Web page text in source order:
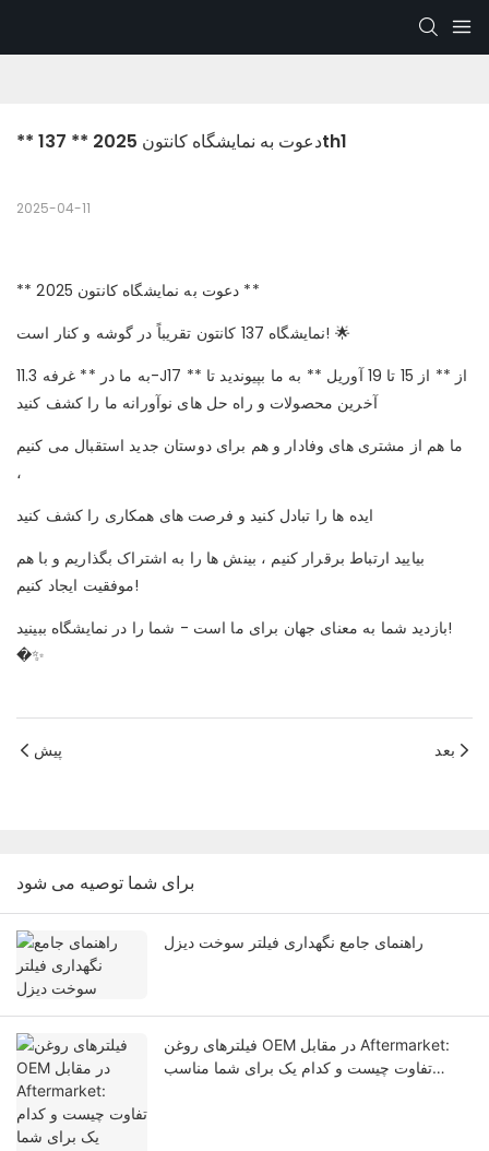
** دعوت به نمایشگاه کانتون 2025 ** 137th1
2025-04-11
** دعوت به نمایشگاه کانتون 2025 **
نمایشگاه 137 کانتون تقریباً در گوشه و کنار است! 🌟
به ما در ** غرفه 11.3-J17 ** از ** از 15 تا 19 آوریل ** به ما بپیوندید تا
آخرین محصولات و راه حل های نوآورانه ما را کشف کنید
ما هم از مشتری های وفادار و هم برای دوستان جدید استقبال می کنیم
،
بیایید ارتباط برقرار کنیم ، بینش ها را به اشتراک بگذاریم و با هم
موفقیت ایجاد کنیم!
بازدید شما به معنای جهان برای ما است - شما را در نمایشگاه ببینید!
�✨
پیش بعد
برای شما توصیه می شود
راهنمای جامع نگهداری فیلتر سوخت دیزل
فیلترهای روغن OEM در مقابل Aftermarket:
تفاوت چیست و کدام یک برای شما مناسب